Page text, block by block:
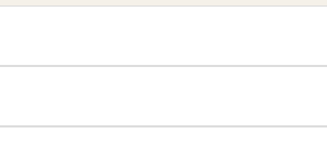
ームウェア